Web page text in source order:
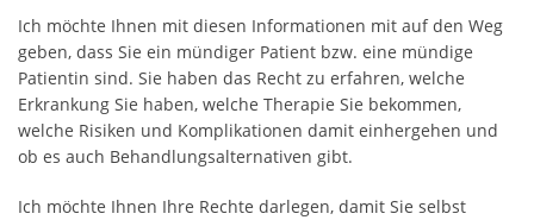
Ich möchte Ihnen mit diesen Informationen mit auf den Weg
geben, dass Sie ein mündiger Patient bzw. eine mündige
Patientin sind. Sie haben das Recht zu erfahren, welche
Erkrankung Sie haben, welche Therapie Sie bekommen,
welche Risiken und Komplikationen damit einhergehen und
ob es auch Behandlungsalternativen gibt.
Ich möchte Ihnen Ihre Rechte darlegen, damit Sie selbst